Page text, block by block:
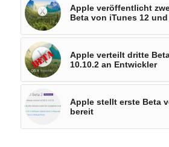
Apple veröffentlicht
Beta von iTunes 12 und
Apple verteilt dritte
10.10.2 an Entwickler
Apple stellt erste Beta
bereit